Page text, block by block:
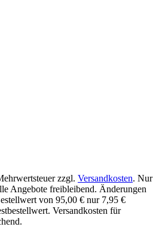
zzgl. Versandkosten. Nur
Angebote freibleibend. Änderungen
von 95,00 € nur 7,95 €
Versandkosten für